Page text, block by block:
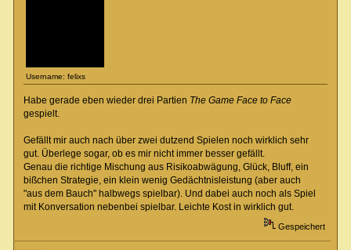
Username: felixs
Habe gerade eben wieder drei Partien The Game Face to Face
gespielt.
Gefällt mir auch nach über zwei dutzend Spielen noch wirklich sehr
gut. Überlege sogar, ob es mir nicht immer besser gefällt.
Genau die richtige Mischung aus Risikoabwägung, Glück, Bluff, ein
bißchen Strategie, ein klein wenig Gedächtnisleistung (aber auch
"aus dem Bauch" halbwegs spielbar). Und dabei auch noch als Spiel
mit Konversation nebenbei spielbar. Leichte Kost in wirklich gut.
Gespeichert